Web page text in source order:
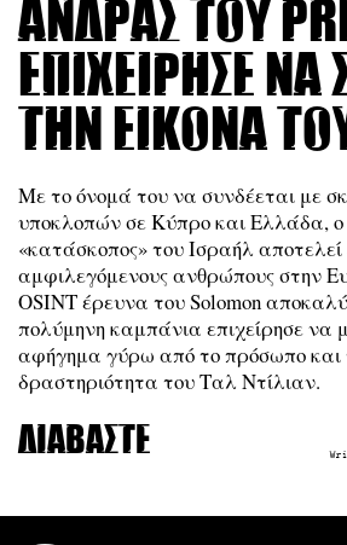
άνδρας του
επιχείρησε να
την εικόνα
Με το όνομά του να συνδέεται με
υποκλοπών σε Κύπρο και Ελλάδα,
«κατάσκοπος» του Ισραήλ
αμφιλεγόμενους ανθρώπους στην
OSINT έρευνα του Solomon
πολύμηνη καμπάνια επιχείρησε να
αφήγημα γύρω από το πρόσωπο και
δραστηριότητα του Ταλ Ντίλιαν.
Διαβάστε